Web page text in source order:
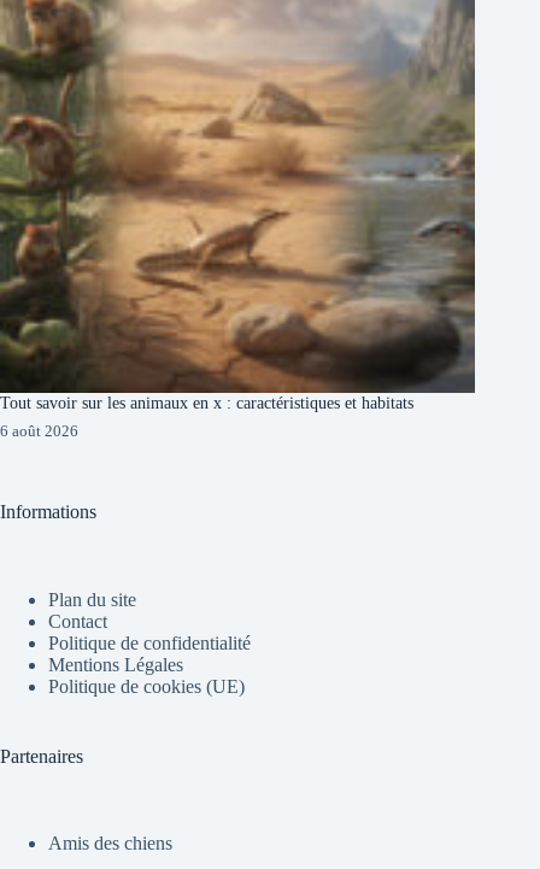
Tout savoir sur les animaux en x : caractéristiques et habitats
6 août 2026
Informations
Plan du site
Contact
Politique de confidentialité
Mentions Légales
Politique de cookies (UE)
Partenaires
Amis des chiens